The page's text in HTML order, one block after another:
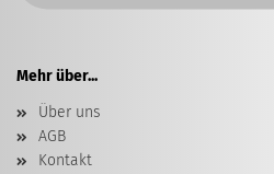
Mehr über...
Über uns
AGB
Kontakt